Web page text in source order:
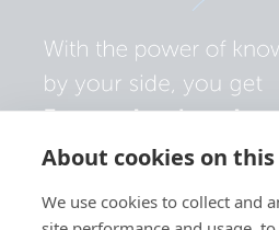
About cookies on
We use cookies to collect and